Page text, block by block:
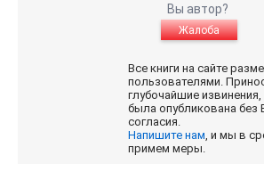
Вы автор?
Жалоба
Все книги на сайте
пользователями.
глубочайшие
была опубликована без
согласия.
Напишите нам , и мы в
примем меры.